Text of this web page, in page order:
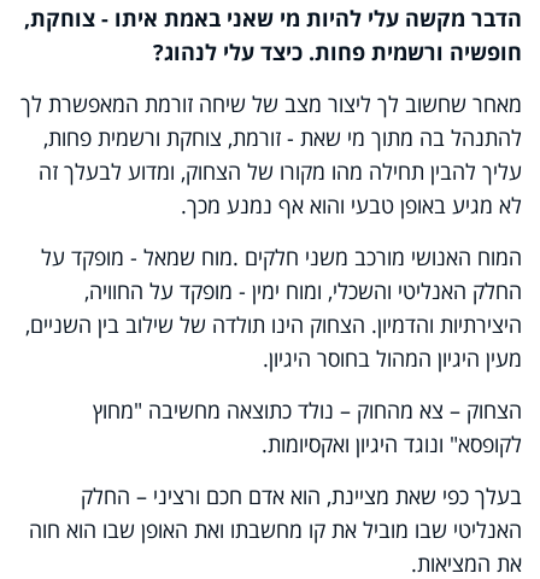
הדבר מקשה עלי להיות מי שאני באמת איתו - צוחקת,
חופשיה ורשמית פחות. כיצד עלי לנהוג?
מאחר שחשוב לך ליצור מצב של שיחה זורמת המאפשרת לך
להתנהל בה מתוך מי שאת - זורמת, צוחקת ורשמית פחות,
עליך להבין תחילה מהו מקורו של הצחוק, ומדוע לבעלך זה
לא מגיע באופן טבעי והוא אף נמנע מכך.
המוח האנושי מורכב משני חלקים .מוח שמאל - מופקד על
החלק האנליטי והשכלי, ומוח ימין - מופקד על החוויה,
היצירתיות והדמיון. הצחוק הינו תולדה של שילוב בין השניים,
מעין היגיון המהול בחוסר היגיון.
הצחוק – צא מהחוק – נולד כתוצאה מחשיבה "מחוץ
לקופסא" ונוגד היגיון ואקסיומות.
בעלך כפי שאת מציינת, הוא אדם חכם ורציני – החלק
האנליטי שבו מוביל את קו מחשבתו ואת האופן שבו הוא חוה
את המציאות.